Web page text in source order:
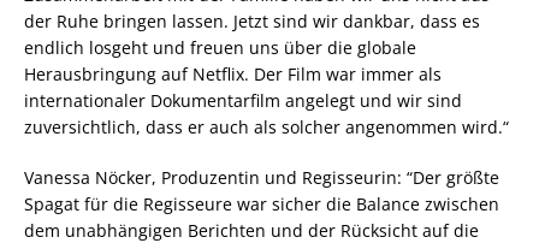
der Ruhe bringen lassen. Jetzt sind wir dankbar, dass es
endlich losgeht und freuen uns über die globale
Herausbringung auf Netflix. Der Film war immer als
internationaler Dokumentarfilm angelegt und wir sind
zuversichtlich, dass er auch als solcher angenommen wird.“
Vanessa Nöcker, Produzentin und Regisseurin: “Der größte
Spagat für die Regisseure war sicher die Balance zwischen
dem unabhängigen Berichten und der Rücksicht auf die